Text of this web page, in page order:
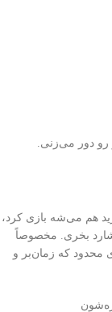
هم می‌شه بازی کرد،
شارد بخری. مخصوصاً
که زمان‌بر و